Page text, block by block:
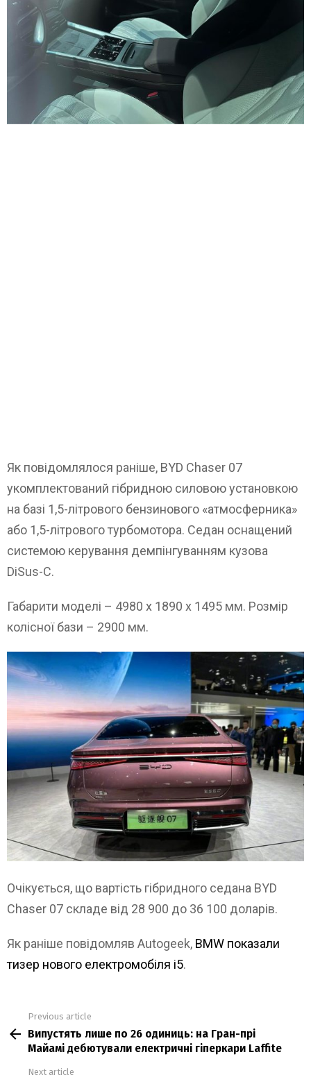
Як повідомлялося раніше, BYD Chaser 07
укомплектований гібридною силовою установкою
на базі 1,5-літрового бензинового «атмосферника»
або 1,5-літрового турбомотора. Седан оснащений
системою керування демпінгуванням кузова
DiSus-C.
Габарити моделі – 4980 х 1890 х 1495 мм. Розмір
колісної бази – 2900 мм.
Очікується, що вартість гібридного седана BYD
Chaser 07 складе від 28 900 до 36 100 доларів.
Як раніше повідомляв Autogeek, BMW показали
тизер нового електромобіля i5.
more
Previous article
Випустять лише по 26 одиниць: на Гран-прі
Майамі дебютували електричні гіперкари Laffite
Next article